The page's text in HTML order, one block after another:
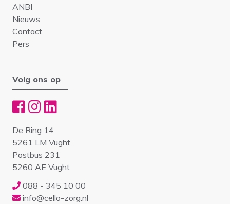
ANBI
Nieuws
Contact
Pers
Volg ons op
De Ring 14
5261 LM Vught
Postbus 231
5260 AE Vught
088 - 345 10 00
info@cello-zorg.nl